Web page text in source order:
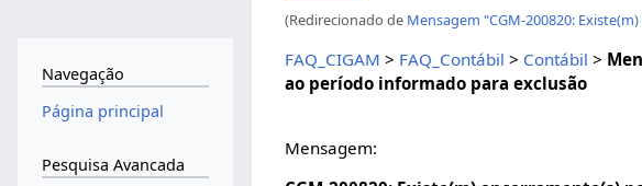
(Redirecionado de Mensagem "CGM-200820:
FAQ_CIGAM > FAQ_Contábil > Contábil >
ao período informado para exclusão
Mensagem:
Navegação
Página principal
Pesquisa Avancada